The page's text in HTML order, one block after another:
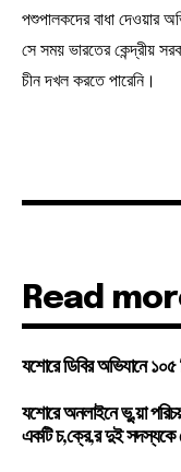
পশুপালকদের বাধা দেওয়ার
সে সময় ভারতের কেন্দ্রীয়
চীন দখল করতে পারেনি।
Read
যশোরে ডিবির অভিযানে
যশোরে অনলাইনে ভু,য়া
একটি চ,ক্রে,র দুই সদস্যকে